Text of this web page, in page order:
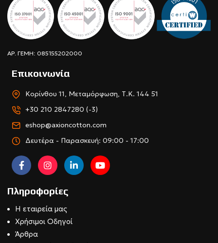
ΑΡ. ΓΕΜΗ: 085155202000
Επικοινωνία
Κορίνθου 11, Μεταμόρφωση, Τ.Κ. 144 51
+30 210 2847280 (-3)
eshop@axioncotton.com
Δευτέρα - Παρασκευή: 09:00 - 17:00
Πληροφορίες
Η εταιρεία μας
Χρήσιμοι Οδηγοί
Άρθρα